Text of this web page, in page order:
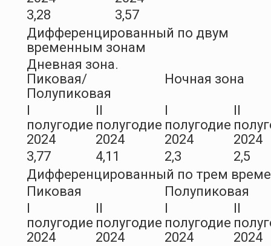
3,28
3,57
Дифференцированный по двум
временным зонам
Дневная зона.
Пиковая/
Полупиковая
Ночная зона
полугодие
2024
полугодие
2024
полугодие
2024
2024
3,77
4,11 2,3
2,5
Дифференцированный по трем
Пиковая
Полупиковая
полугодие
2024
полугодие
2024
полугодие
2024
2024